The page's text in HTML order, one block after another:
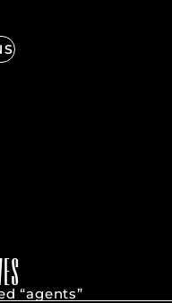
“agents”